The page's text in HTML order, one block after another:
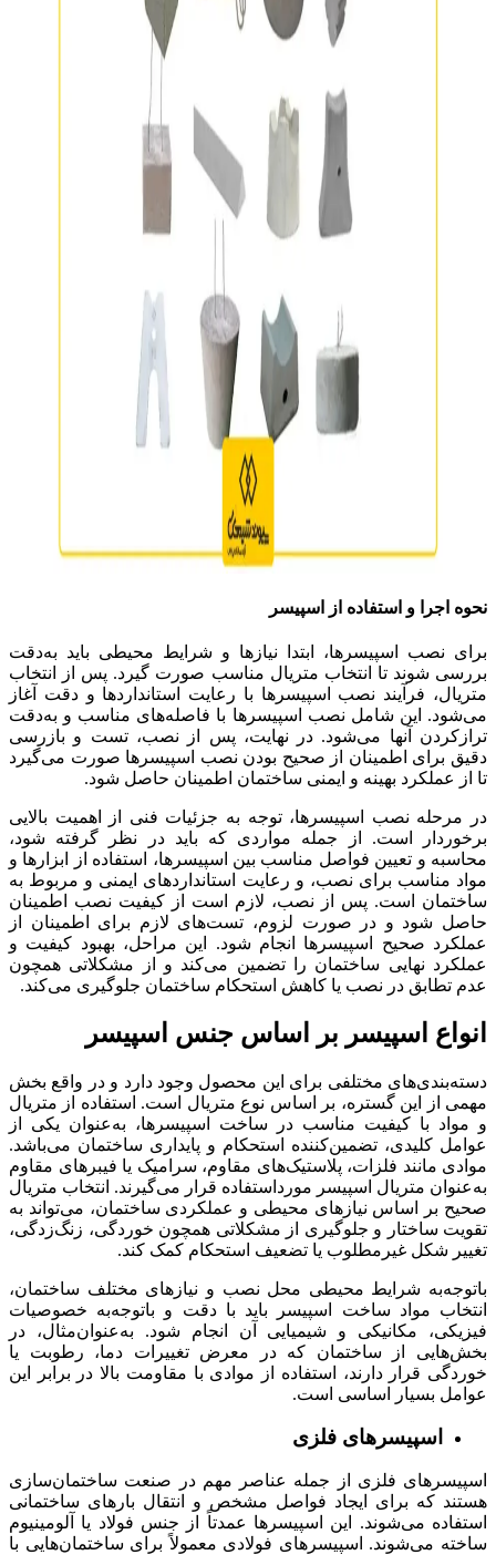
نحوه اجرا و استفاده از اسپیسر
برای نصب اسپیسرها، ابتدا نیازها و شرایط محیطی باید به‌دقت
بررسی شوند تا انتخاب متریال مناسب صورت گیرد. پس از انتخاب
متریال، فرآیند نصب اسپیسرها با رعایت استانداردها و دقت آغاز
می‌شود. این شامل نصب اسپیسرها با فاصله‌های مناسب و به‌دقت
ترازکردن آنها می‌شود. در نهایت، پس از نصب، تست و بازرسی
دقیق برای اطمینان از صحیح بودن نصب اسپیسرها صورت می‌گیرد
تا از عملکرد بهینه و ایمنی ساختمان اطمینان حاصل شود.
در مرحله نصب اسپیسرها، توجه به جزئیات فنی از اهمیت بالایی
برخوردار است. از جمله مواردی که باید در نظر گرفته شود،
محاسبه و تعیین فواصل مناسب بین اسپیسرها، استفاده از ابزارها و
مواد مناسب برای نصب، و رعایت استانداردهای ایمنی و مربوط به
ساختمان است. پس از نصب، لازم است از کیفیت نصب اطمینان
حاصل شود و در صورت لزوم، تست‌های لازم برای اطمینان از
عملکرد صحیح اسپیسرها انجام شود. این مراحل، بهبود کیفیت و
عملکرد نهایی ساختمان را تضمین می‌کند و از مشکلاتی همچون
عدم تطابق در نصب یا کاهش استحکام ساختمان جلوگیری می‌کند.
انواع اسپیسر بر اساس جنس اسپیسر
دسته‌بندی‌های مختلفی برای این محصول وجود دارد و در واقع بخش
مهمی از این گستره، بر اساس نوع متریال است. استفاده از متریال
و مواد با کیفیت مناسب در ساخت اسپیسرها، به‌عنوان یکی از
عوامل کلیدی، تضمین‌کننده استحکام و پایداری ساختمان می‌باشد.
موادی مانند فلزات، پلاستیک‌های مقاوم، سرامیک یا فیبرهای مقاوم
به‌عنوان متریال اسپیسر مورداستفاده قرار می‌گیرند. انتخاب متریال
صحیح بر اساس نیازهای محیطی و عملکردی ساختمان، می‌تواند به
تقویت ساختار و جلوگیری از مشکلاتی همچون خوردگی، زنگ‌زدگی،
تغییر شکل غیرمطلوب یا تضعیف استحکام کمک کند.
باتوجه‌به شرایط محیطی محل نصب و نیازهای مختلف ساختمان،
انتخاب مواد ساخت اسپیسر باید با دقت و باتوجه‌به خصوصیات
فیزیکی، مکانیکی و شیمیایی آن انجام شود. به‌عنوان‌مثال، در
بخش‌هایی از ساختمان که در معرض تغییرات دما، رطوبت یا
خوردگی قرار دارند، استفاده از موادی با مقاومت بالا در برابر این
عوامل بسیار اساسی است.
اسپیسر‌های فلزی
اسپیسر‌های فلزی از جمله عناصر مهم در صنعت ساختمان‌سازی
هستند که برای ایجاد فواصل مشخص و انتقال بارهای ساختمانی
استفاده می‌شوند. این اسپیسرها عمدتاً از جنس فولاد یا آلومینیوم
ساخته می‌شوند. اسپیسرهای فولادی معمولاً برای ساختمان‌هایی با